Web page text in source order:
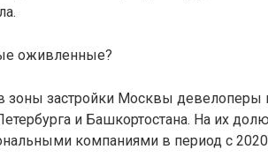
оживленные?
застройки Москвы девелоперы
и Башкортостана. На их
компаниями в период с 2020